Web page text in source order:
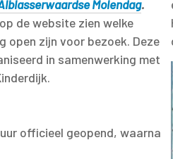
Molendag.
de website zien welke
open zijn voor bezoek. Deze
in samenwerking met
officieel geopend, waarna